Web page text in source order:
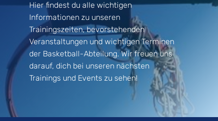
Hier findest du alle wichtigen
Informationen zu unseren
Trainingszeiten, bevorstehenden
Veranstaltungen und wichtigen Terminen
der Basketball-Abteilung. Wir freuen uns
darauf, dich bei unseren nächsten
Trainings und Events zu sehen!